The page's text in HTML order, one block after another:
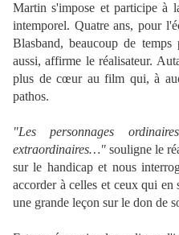
Martin s'impose et participe à
intemporel. Quatre ans, pour
Blasband, beaucoup de
aussi, affirme le réalisateur.
plus de cœur au film qui, à
pathos.
"Les personnages
extraordinaires…" souligne le
sur le handicap et nous
accorder à celles et ceux qui en
une grande leçon sur le don de